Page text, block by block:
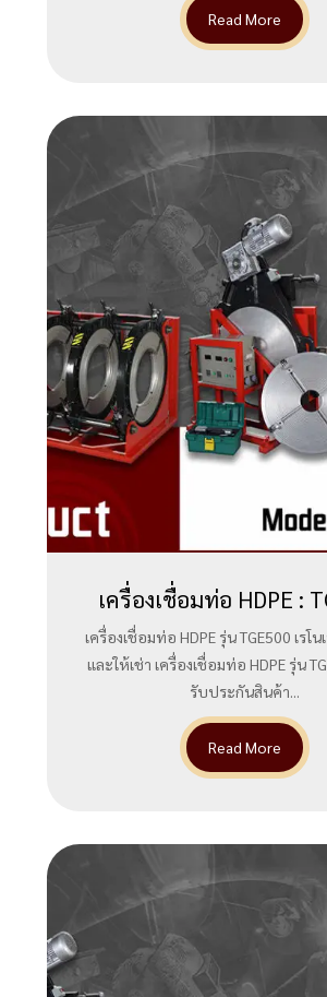
Read More
เครื่องเชื่อมท่อ HDPE :
เครื่องเชื่อมท่อ HDPE รุ่น TGE500 เรโ
และให้เช่า เครื่องเชื่อมท่อ HDPE รุ่น
รับประกันสินค้า...
Read More